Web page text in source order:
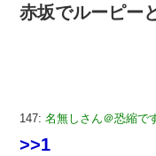
赤坂でルーピー
147: 名無しさん＠恐縮で
>>1